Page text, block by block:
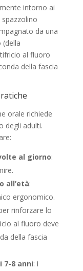
intorno ai
da una
al fluoro
della fascia
orale richiede
degli adulti.
al giorno:
all’età:
ergonomico.
rinforzare lo
al fluoro deve
della fascia
7-8 anni: i